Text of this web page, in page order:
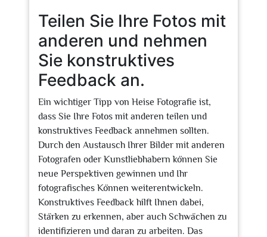
Teilen Sie Ihre Fotos mit
anderen und nehmen
Sie konstruktives
Feedback an.
Ein wichtiger Tipp von Heise Fotografie ist,
dass Sie Ihre Fotos mit anderen teilen und
konstruktives Feedback annehmen sollten.
Durch den Austausch Ihrer Bilder mit anderen
Fotografen oder Kunstliebhabern können Sie
neue Perspektiven gewinnen und Ihr
fotografisches Können weiterentwickeln.
Konstruktives Feedback hilft Ihnen dabei,
Stärken zu erkennen, aber auch Schwächen zu
identifizieren und daran zu arbeiten. Das